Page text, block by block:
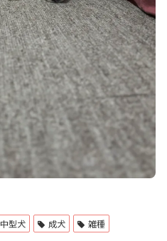
中型犬 成犬 雑種